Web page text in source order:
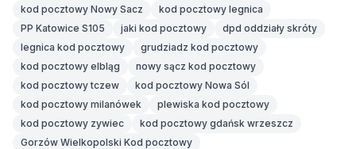
kod pocztowy Nowy Sacz
kod pocztowy legnica
PP Katowice S105
jaki kod pocztowy
dpd oddziały skróty
legnica kod pocztowy
grudziadz kod pocztowy
kod pocztowy elbląg
nowy sącz kod pocztowy
kod pocztowy tczew
kod pocztowy Nowa Sól
kod pocztowy milanówek
plewiska kod pocztowy
kod pocztowy zywiec
kod pocztowy gdańsk wrzeszcz
Gorzów Wielkopolski Kod pocztowy